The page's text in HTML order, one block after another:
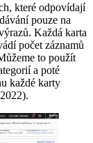
které odpovídají
pouze na
Každá karta
počet záznamů
to použít
a poté
každé karty